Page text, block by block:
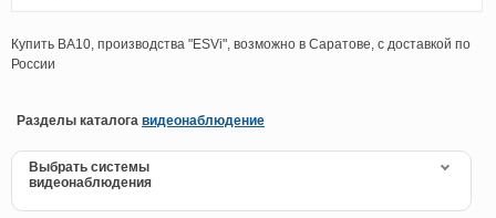
Купить BA10, производства "ESVi", возможно в Саратове, с доставкой по
России
Разделы каталога видеонаблюдение
Выбрать системы
видеонаблюдения